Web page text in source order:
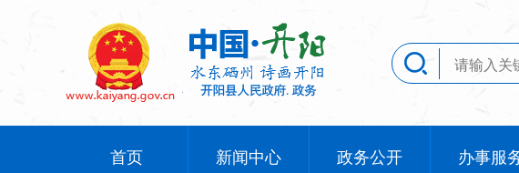
首页 新闻中心 政务公开 办事服